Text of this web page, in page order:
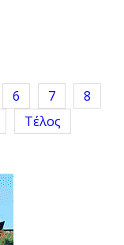
6 7
8
Τέλος